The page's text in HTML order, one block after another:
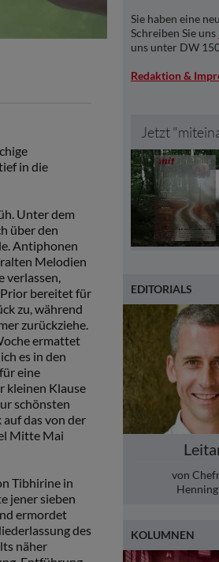
Sie haben eine
Schreiben Sie uns
uns unter DW
Redaktion &
Jetzt
EDITORIALS
von
KOLUMNEN
in die
Unter dem
über den
Antiphonen
Melodien
verlassen,
Prior bereitet für
zu, während
zurückziehe.
ermattet
es in den
eine
kleinen Klause
schönsten
auf das von der
Mitte Mai
Tibhirine in
jener sieben
ermordet
des
näher